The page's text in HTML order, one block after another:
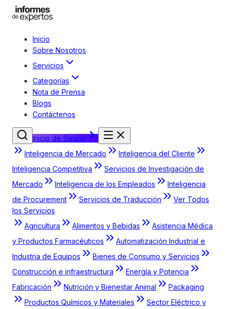
Inicio
Sobre Nosotros
Servicios
Categorías
Nota de Prensa
Blogs
Contáctenos
Inicio de Sesión
Inteligencia de Mercado
Inteligencia del Cliente
Inteligencia Competitiva
Servicios de Investigación de
Mercado
Inteligencia de los Empleados
Inteligencia
de Procurement
Servicios de Traducción
Ver Todos
los Servicios
Agricultura
Alimentos y Bebidas
Asistencia Médica
y Productos Farmacéuticos
Automatización Industrial e
Industria de Equipos
Bienes de Consumo y Servicios
Construcción e infraestructura
Energía y Potencia
Fabricación
Nutrición y Bienestar Animal
Packaging
Productos Químicos y Materiales
Sector Eléctrico y